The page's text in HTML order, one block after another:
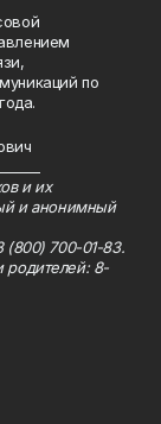
по
и их
и анонимный
(800) 700-01-83.
родителей: 8-